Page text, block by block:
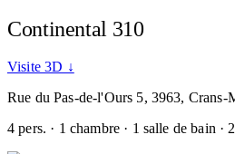
Continental 310
Visite 3D ↓
Rue du Pas-de-l'Ours 5, 3963, Crans-
4 pers. · 1 chambre · 1 salle de bain ·